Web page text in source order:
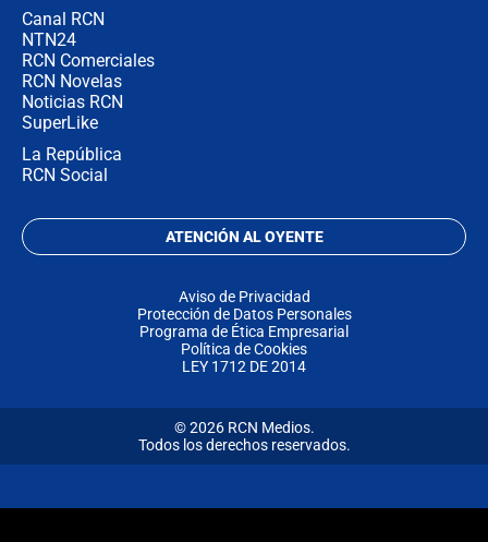
Canal RCN
NTN24
RCN Comerciales
RCN Novelas
Noticias RCN
SuperLike
La República
RCN Social
ATENCIÓN AL OYENTE
Aviso de Privacidad
Protección de Datos Personales
Programa de Ética Empresarial
Política de Cookies
LEY 1712 DE 2014
© 2026 RCN Medios.
Todos los derechos reservados.